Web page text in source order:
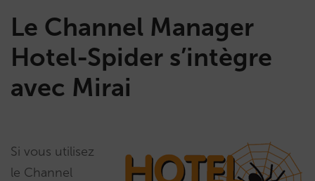
Le Channel Manager
Hotel-Spider s’intègre
avec Mirai
Si vous utilisez
le Channel